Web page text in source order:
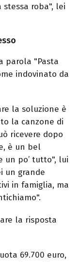
roba", lei
parola "Pasta
indovinato da
la soluzione è
la canzone di
ricevere dopo
è un bel
un po’ tutto", lui
un grande
in famiglia, ma
la risposta
69.700 euro,